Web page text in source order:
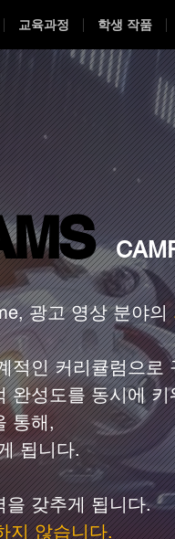
교육과정 학생 작품
광고 영상 분야의
적인 커리큘럼으
완성도를 동시에
통해,
게 됩니다.
을 갖추게 됩니다.
지 않습니다.